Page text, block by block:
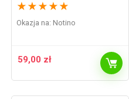
★ ★ ★ ★ ★
Okazja na: Notino
59,00 zł